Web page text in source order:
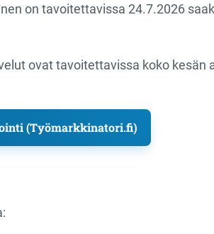
on tavoitettavissa 24.7.2026
ovat tavoitettavissa koko kesän
(Työmarkkinatori.fi)